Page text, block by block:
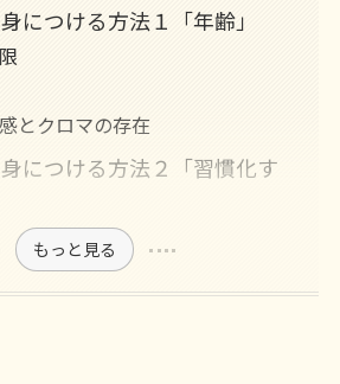
につける方法１「年齢」
とクロマの存在
につける方法２「習慣化す
もっと見る